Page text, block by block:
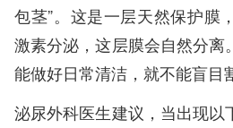
包茎”。这是一层天然保护膜
激素分泌，这层膜会自然分离
能做好日常清洁，就不能盲目
泌尿外科医生建议，当出现以